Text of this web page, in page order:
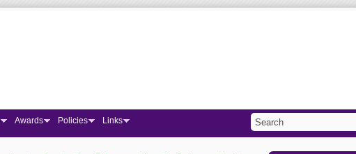
Awards Policies Links
Search form